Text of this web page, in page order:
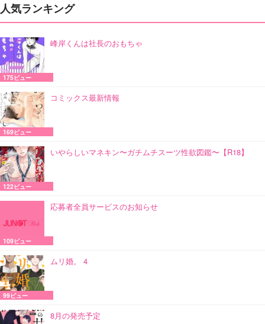
人気ランキング
峰岸くんは社長のおもちゃ
175ビュー
コミックス最新情報
169ビュー
いやらしいマネキン〜ガチムチスーツ性欲図鑑〜【R18】
122ビュー
応募者全員サービスのお知らせ
109ビュー
ムリ婚。 4
99ビュー
8月の発売予定